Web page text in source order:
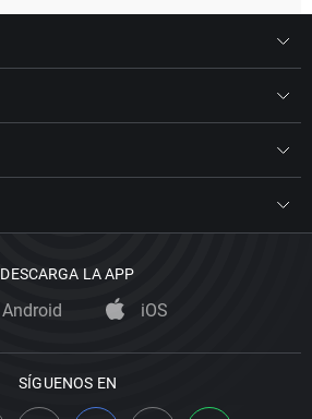
DESCARGA LA APP
Android iOS
SÍGUENOS EN